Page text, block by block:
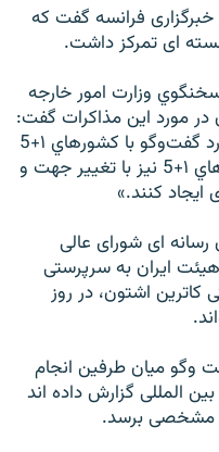
فرانسه گفت که
ای تمرکز داشت.
وزارت امور خارجه
در مورد این مذاکرات گفت:
«با رويكردي كاملا مثبت و سازنده وارد گفت‌وگو با كشورهاي ‌١+5
شديم. انتظار ما اين است كه كشورهاي ‌١+5 نيز با تغيير جهت و
كنند.»
ای شورای عالی
ايران به سرپرستی
به سرپرستی کاترين اشتون، در روز
ماه توقف گفت وگو ميان طرفين انجام
المللی گزارش داده اند
مشخصی برسد.